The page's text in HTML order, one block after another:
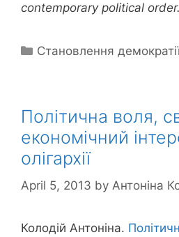
contemporary political order.
Categories
Становлення
Політична воля,
економічний
олігархії
April 5, 2013 by Антоніна
Колодій Антоніна.